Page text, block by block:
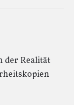
der Realität